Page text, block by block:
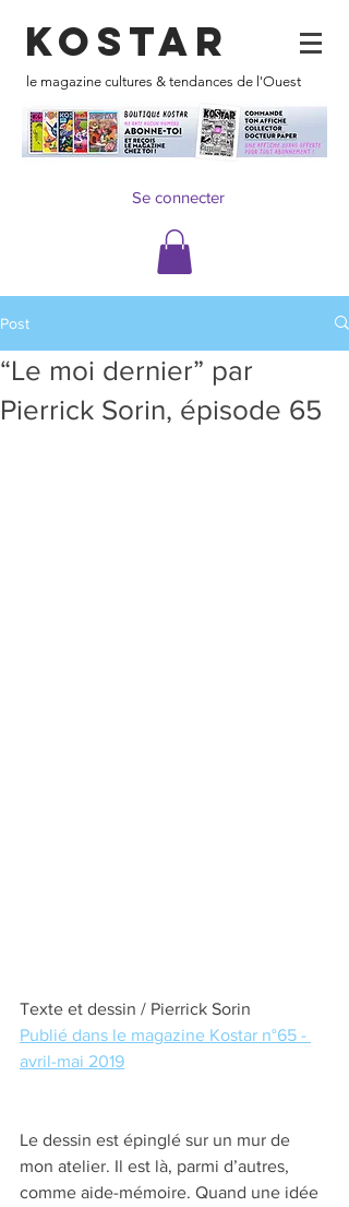
KOSTAR
le magazine cultures & tendances de l'Ouest
Se connecter
Post
“Le moi dernier” par
Pierrick Sorin, épisode 65
Texte et dessin / Pierrick Sorin
Publié dans le magazine Kostar n°65 -
avril-mai 2019
Le dessin est épinglé sur un mur de
mon atelier. Il est là, parmi d’autres,
comme aide-mémoire. Quand une idée